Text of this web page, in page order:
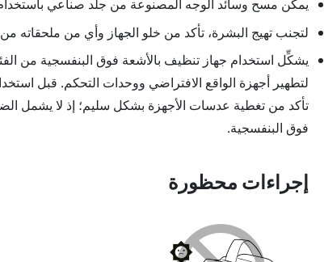
يمكن مسح وسائد الوجه المصنوعة من جلد صناعي
لتجنب تهيج البشرة، تأكد من خلو الجهاز وأي من
تأكد من تغطية عدسات الأجهزة بشكل سليم؛ إذ لا يشمل
فوق البنفسجية.
إجراءات محظورة